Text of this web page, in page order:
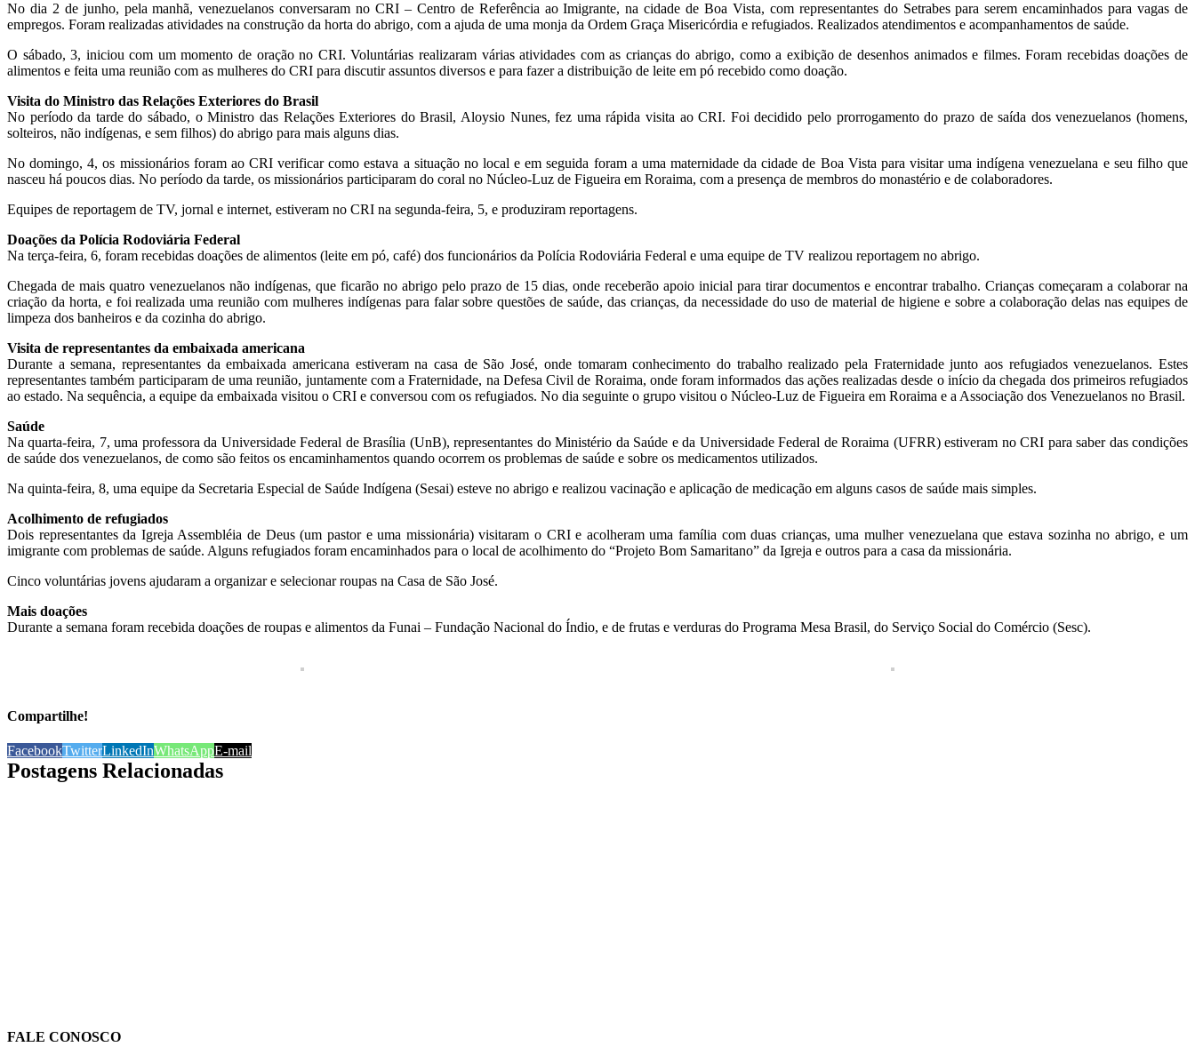
No dia 2 de junho, pela manhã, venezuelanos conversaram no CRI – Centro de Referência ao Imigrante, na cidade de Boa Vista, com representantes do Setrabes para serem encaminhados para vagas de
empregos. Foram realizadas atividades na construção da horta do abrigo, com a ajuda de uma monja da Ordem Graça Misericórdia e refugiados. Realizados atendimentos e acompanhamentos de saúde.
O sábado, 3, iniciou com um momento de oração no CRI. Voluntárias realizaram várias atividades com as crianças do abrigo, como a exibição de desenhos animados e filmes. Foram recebidas doações de
alimentos e feita uma reunião com as mulheres do CRI para discutir assuntos diversos e para fazer a distribuição de leite em pó recebido como doação.
Visita do Ministro das Relações Exteriores do Brasil
No período da tarde do sábado, o Ministro das Relações Exteriores do Brasil, Aloysio Nunes, fez uma rápida visita ao CRI. Foi decidido pelo prorrogamento do prazo de saída dos venezuelanos (homens,
solteiros, não indígenas, e sem filhos) do abrigo para mais alguns dias.
No domingo, 4, os missionários foram ao CRI verificar como estava a situação no local e em seguida foram a uma maternidade da cidade de Boa Vista para visitar uma indígena venezuelana e seu filho que
nasceu há poucos dias. No período da tarde, os missionários participaram do coral no Núcleo-Luz de Figueira em Roraima, com a presença de membros do monastério e de colaboradores.
Equipes de reportagem de TV, jornal e internet, estiveram no CRI na segunda-feira, 5, e produziram reportagens.
Doações da Polícia Rodoviária Federal
Na terça-feira, 6, foram recebidas doações de alimentos (leite em pó, café) dos funcionários da Polícia Rodoviária Federal e uma equipe de TV realizou reportagem no abrigo.
Chegada de mais quatro venezuelanos não indígenas, que ficarão no abrigo pelo prazo de 15 dias, onde receberão apoio inicial para tirar documentos e encontrar trabalho. Crianças começaram a colaborar na
criação da horta, e foi realizada uma reunião com mulheres indígenas para falar sobre questões de saúde, das crianças, da necessidade do uso de material de higiene e sobre a colaboração delas nas equipes de
limpeza dos banheiros e da cozinha do abrigo.
Visita de representantes da embaixada americana
Durante a semana, representantes da embaixada americana estiveram na casa de São José, onde tomaram conhecimento do trabalho realizado pela Fraternidade junto aos refugiados venezuelanos. Estes
representantes também participaram de uma reunião, juntamente com a Fraternidade, na Defesa Civil de Roraima, onde foram informados das ações realizadas desde o início da chegada dos primeiros refugiados
ao estado. Na sequência, a equipe da embaixada visitou o CRI e conversou com os refugiados. No dia seguinte o grupo visitou o Núcleo-Luz de Figueira em Roraima e a Associação dos Venezuelanos no Brasil.
Saúde
Na quarta-feira, 7, uma professora da Universidade Federal de Brasília (UnB), representantes do Ministério da Saúde e da Universidade Federal de Roraima (UFRR) estiveram no CRI para saber das condições
de saúde dos venezuelanos, de como são feitos os encaminhamentos quando ocorrem os problemas de saúde e sobre os medicamentos utilizados.
Na quinta-feira, 8, uma equipe da Secretaria Especial de Saúde Indígena (Sesai) esteve no abrigo e realizou vacinação e aplicação de medicação em alguns casos de saúde mais simples.
Acolhimento de refugiados
Dois representantes da Igreja Assembléia de Deus (um pastor e uma missionária) visitaram o CRI e acolheram uma família com duas crianças, uma mulher venezuelana que estava sozinha no abrigo, e um
imigrante com problemas de saúde. Alguns refugiados foram encaminhados para o local de acolhimento do “Projeto Bom Samaritano” da Igreja e outros para a casa da missionária.
Cinco voluntárias jovens ajudaram a organizar e selecionar roupas na Casa de São José.
Mais doações
Durante a semana foram recebida doações de roupas e alimentos da Funai – Fundação Nacional do Índio, e de frutas e verduras do Programa Mesa Brasil, do Serviço Social do Comércio (Sesc).
Compartilhe!
FacebookTwitterLinkedInWhatsAppE-mail
Postagens Relacionadas
FALE CONOSCO